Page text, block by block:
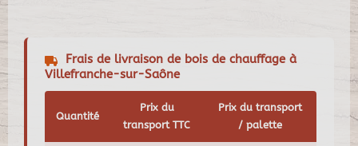
Frais de livraison de bois de chauffage à
Villefranche-sur-Saône
Quantité
Prix du
transport TTC
Prix du transport
/ palette